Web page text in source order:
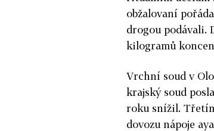
obžalovaní
drogou podávali.
kilogramů
Vrchní soud v
krajský soud
roku snížil.
dovozu nápoje